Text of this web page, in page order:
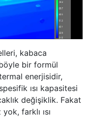
kabaca
bir formül
enerjisidir,
ısı kapasitesi
değişiklik. Fakat
farklı ısı